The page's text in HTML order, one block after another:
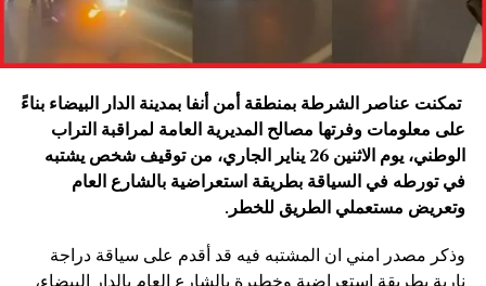
تمكنت عناصر الشرطة بمنطقة أمن أنفا بمدينة الدار البيضاء بناءً
على معلومات وفرتها مصالح المديرية العامة لمراقبة التراب
الوطني، يوم الاثنين 26 يناير الجاري، من توقيف شخص يشتبه
في تورطه في السياقة بطريقة استعراضية بالشارع العام
وتعريض مستعملي الطريق للخطر .
وذكر مصدر امني ان المشتبه فيه قد أقدم على سياقة دراجة
نارية بطريقة استعراضية وخطيرة بالشارع العام بالدار البيضاء،